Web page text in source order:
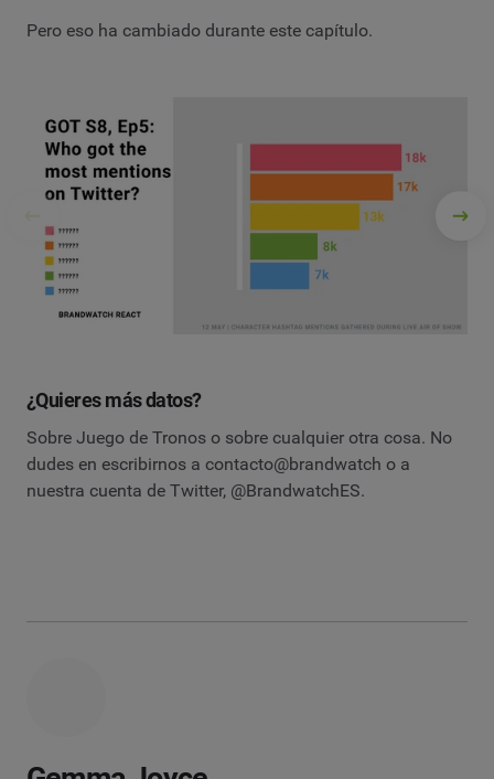
Pero eso ha cambiado durante este capítulo.
¿Quieres más datos?
Sobre Juego de Tronos o sobre cualquier otra cosa. No
dudes en escribirnos a contacto@brandwatch o a
nuestra cuenta de Twitter, @BrandwatchES.